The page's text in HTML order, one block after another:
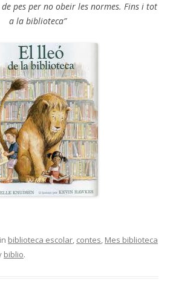
pes per no obeir les normes. Fins i tot
a la biblioteca”
biblioteca escolar, contes, Mes biblioteca
biblio.